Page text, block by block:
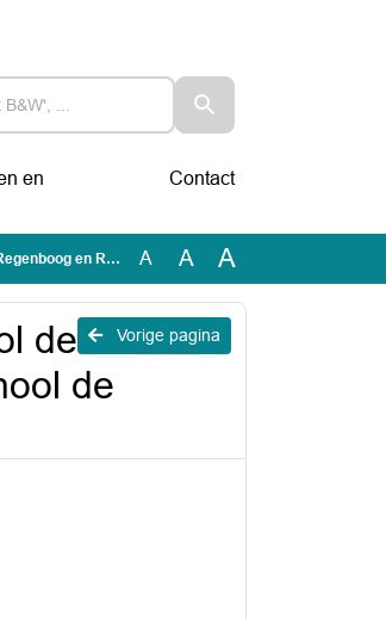
en
Contact
Bosbouwers te Hoofddorp A A A
Vorige pagina
de
de